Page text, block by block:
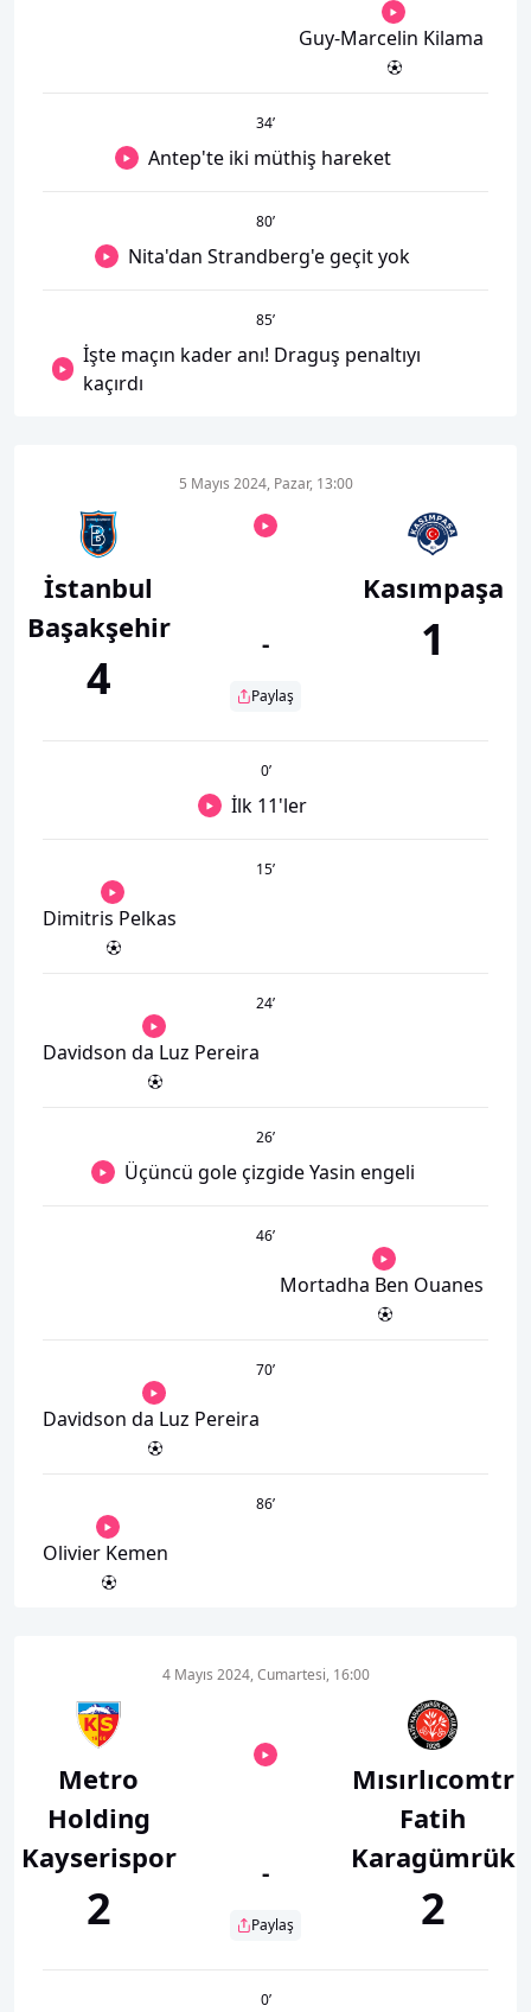
Guy-Marcelin Kilama
34’
Antep'te iki müthiş hareket
80’
Nita'dan Strandberg'e geçit yok
85’
İşte maçın kader anı! Draguş penaltıyı
kaçırdı
İstanbul
Başakşehir
4
5 Mayıs 2024, Pazar, 13:00
-
Paylaş
Kasımpaşa
1
0’
İlk 11'ler
15’
Dimitris Pelkas
24’
Davidson da Luz Pereira
26’
Üçüncü gole çizgide Yasin engeli
46’
Mortadha Ben Ouanes
70’
Davidson da Luz Pereira
86’
Olivier Kemen
Metro
Holding
Kayserispor
2
4 Mayıs 2024, Cumartesi, 16:00
-
Paylaş
Mısırlıcomtr
Fatih
Karagümrük
2
0’